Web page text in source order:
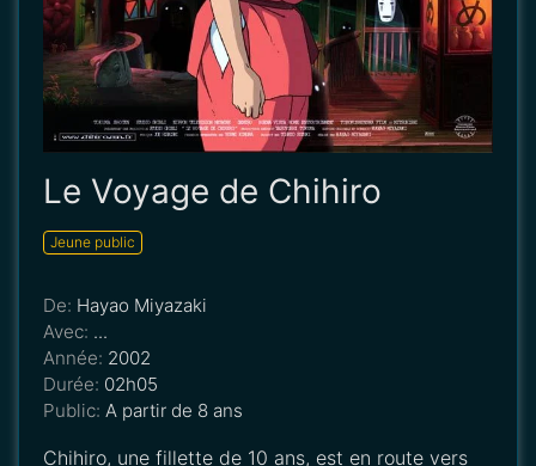
Le Voyage de Chihiro
Jeune public
De: Hayao Miyazaki
Avec: ...
Année: 2002
Durée: 02h05
Public: A partir de 8 ans
Chihiro, une fillette de 10 ans, est en route vers